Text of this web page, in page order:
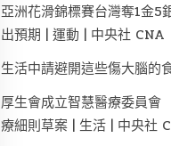
亞洲花滑錦標賽台灣奪1金5
出預期 | 運動 | 中央社 CNA
生活中請避開這些傷大腦的
厚生會成立智慧醫療委員
療細則草案 | 生活 | 中央社